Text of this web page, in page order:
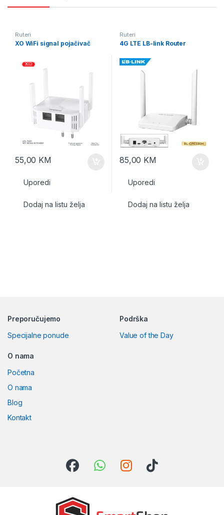
Ruteri
XO WiFi signal pojačivač
55,00 KM
Uporedi
Dodaj na listu želja
Ruteri
4G LTE LB-link Router
85,00 KM
Uporedi
Dodaj na listu želja
Preporučujemo
Specijalne ponude
Podrška
Value of the Day
O nama
Početna
O nama
Blog
Kontakt